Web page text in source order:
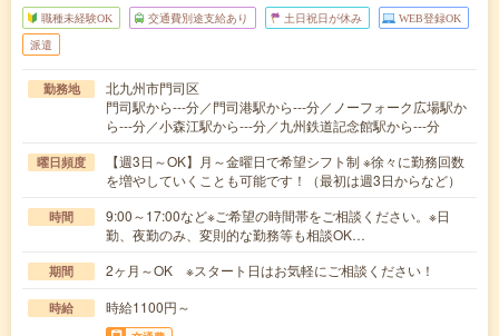
職種未経験OK 交通費別途支給あり 土日祝日が休み WEB登録OK
派遣
勤務地
北九州市門司区
門司駅から---分／門司港駅から---分／ノーフォーク広場駅か
ら---分／小森江駅から---分／九州鉄道記念館駅から---分
曜日頻度
【週3日～OK】月～金曜日で希望シフト制 ※徐々に勤務回数
を増やしていくことも可能です！（最初は週3日からなど）
時間
9:00～17:00など※ご希望の時間帯をご相談ください。※日
勤、夜勤のみ、変則的な勤務等も相談OK…
期間 2ヶ月～OK ※スタート日はお気軽にご相談ください！
時給 時給1100円～